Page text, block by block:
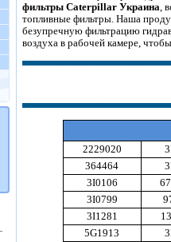
фильтры Сaterpillar Украина ,
топливные фильтры. Наша
безупречную фильтрацию
воздуха в рабочей камере,
2229020
364464
3I0106
3I0799
3I1281
5G1913